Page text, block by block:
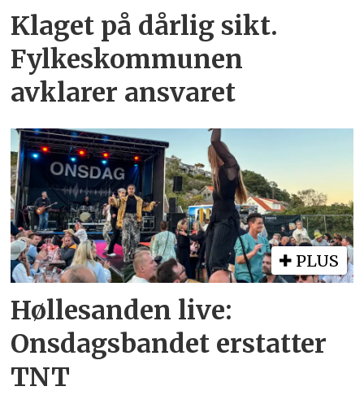
Klaget på dårlig sikt.
Fylkeskommunen
avklarer ansvaret
PLUS
Høllesanden live:
Onsdagsbandet erstatter
TNT